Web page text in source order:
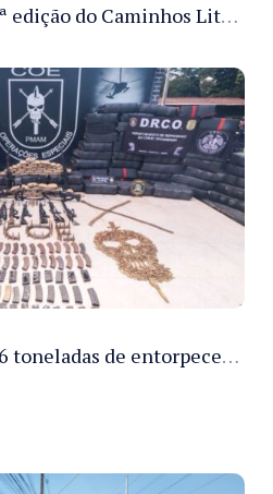
Sejusc participa da 5ª edição do Caminhos Literários com foco na cultura hip-hop nas unidades socioeducativas
PMAM apreende 16,6 toneladas de entorpecentes e registra aumento nas prisões em flagrante e nas capturas de foragidos no primeiro semestre de 2026